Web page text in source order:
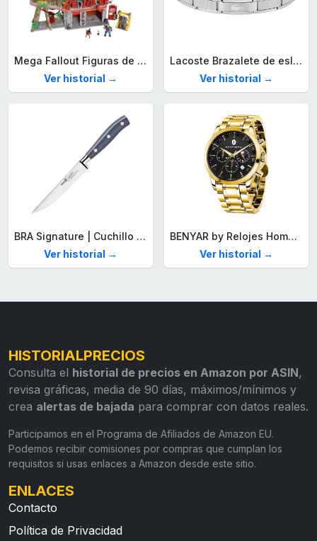
Mega Fallout Figuras de acción y Juguetes de construcción, Parada de Camiones Red Rocket con 824 Piezas, 2 Personajes articulados y Accesorios, para coleccionistas, HXT00
Ver historial →
Lacoste Brazalete de eslabón para Hombre Colección STENCIL de Acero inoxidable
Ver historial →
BRA Signature | Cuchillo tomatero 120 mm, Acero Inoxidable alemán forjado con Molibdeno Vanadio, Mango Remachado ABS, Diseño Ergonómico, Hoja 1,6 mm espesor
Ver historial →
BENYAR by Relojes Hombre Analógico Cuarzo Cronografo Impermeable Luminoso Fecha Moda Casual Reloj de Pulsera Elegante Regalo para Hombre
Ver historial →
HISTORIALPRECIOS
Consulta el historial de precios en Amazon por ASIN,
revisa gráficas, media de 90 días, máximos/mínimos y
crea alertas de bajada para comprar con datos reales.
Participamos en el Programa de Afiliados de Amazon EU.
Podemos recibir comisiones por compras que cumplan los
requisitos si usas enlaces a Amazon desde este sitio.
ENLACES
Contacto
Política de Privacidad